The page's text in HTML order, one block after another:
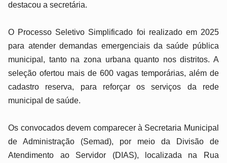
destacou a secretária.
O Processo Seletivo Simplificado foi realizado em 2025
para atender demandas emergenciais da saúde pública
municipal, tanto na zona urbana quanto nos distritos. A
seleção ofertou mais de 600 vagas temporárias, além de
cadastro reserva, para reforçar os serviços da rede
municipal de saúde.
Os convocados devem comparecer à Secretaria Municipal
de Administração (Semad), por meio da Divisão de
Atendimento ao Servidor (DIAS), localizada na Rua